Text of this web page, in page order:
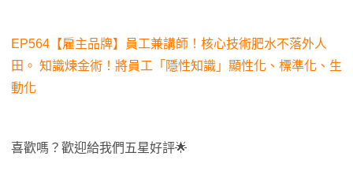
EP564【雇主品牌】員工兼講師！核心技術肥水不落外人
田。 知識煉金術！將員工「隱性知識」顯性化、標準化、生
動化
喜歡嗎？歡迎給我們五星好評🌟